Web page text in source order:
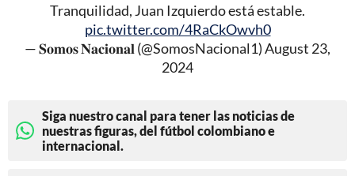
Tranquilidad, Juan Izquierdo está estable.
pic.twitter.com/4RaCkOwvh0
— 𝐒𝐨𝐦𝐨𝐬 𝐍𝐚𝐜𝐢𝐨𝐧𝐚𝐥 (@SomosNacional1)August 23,
2024
Siga nuestro canal para tener las noticias de
nuestras figuras, del fútbol colombiano e
internacional.